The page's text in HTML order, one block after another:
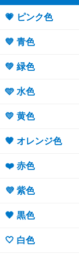
💗 ピンク色
💙 青色
💚 緑色
🩵 水色
💛 黄色
🧡 オレンジ色
❤️ 赤色
💜 紫色
🖤 黒色
🤍 白色